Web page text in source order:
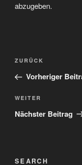
abzugeben.
Vorheriger
Beitrag
ZURÜCK
Vorheriger
Nächster
Beitrag
WEITER
Nächster Beitrag
SEARCH